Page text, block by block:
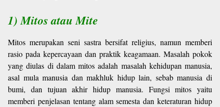
1) Mitos atau Mite
Mitos merupakan seni sastra bersifat religius, namun memberi
rasio pada kepercayaan dan praktik keagamaan. Masalah pokok
yang diulas di dalam mitos adalah masalah kehidupan manusia,
asal mula manusia dan makhluk hidup lain, sebab manusia di
bumi, dan tujuan akhir hidup manusia. Fungsi mitos yaitu
memberi penjelasan tentang alam semesta dan keteraturan hidup